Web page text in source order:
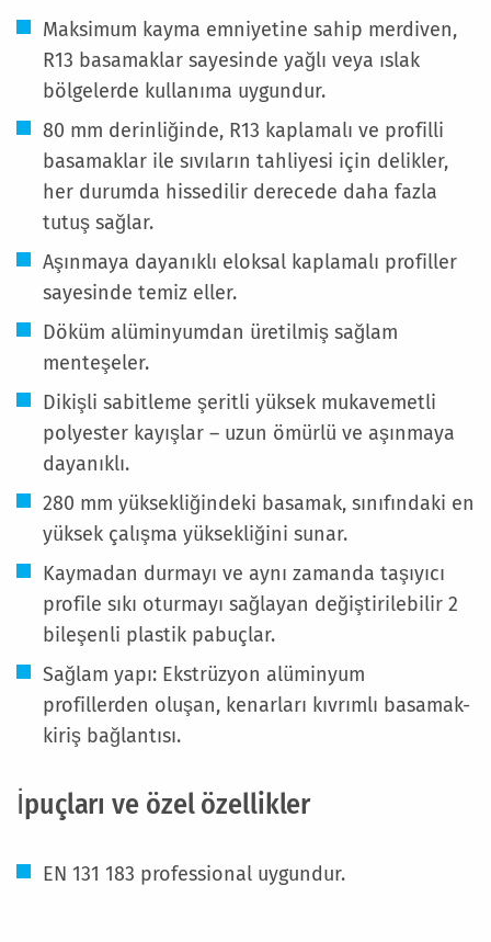
Maksimum kayma emniyetine sahip merdiven,
R13 basamaklar sayesinde yağlı veya ıslak
bölgelerde kullanıma uygundur.
80 mm derinliğinde, R13 kaplamalı ve profilli
basamaklar ile sıvıların tahliyesi için delikler,
her durumda hissedilir derecede daha fazla
tutuş sağlar.
Aşınmaya dayanıklı eloksal kaplamalı profiller
sayesinde temiz eller.
Döküm alüminyumdan üretilmiş sağlam
menteşeler.
Dikişli sabitleme şeritli yüksek mukavemetli
polyester kayışlar – uzun ömürlü ve aşınmaya
dayanıklı.
280 mm yüksekliğindeki basamak, sınıfındaki en
yüksek çalışma yüksekliğini sunar.
Kaymadan durmayı ve aynı zamanda taşıyıcı
profile sıkı oturmayı sağlayan değiştirilebilir 2
bileşenli plastik pabuçlar.
Sağlam yapı: Ekstrüzyon alüminyum
profillerden oluşan, kenarları kıvrımlı basamak-
kiriş bağlantısı.
İpuçları ve özel özellikler
EN 131 183 professional uygundur.